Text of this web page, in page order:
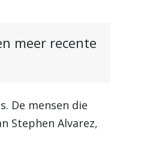
meer recente
De mensen die
Stephen Alvarez,